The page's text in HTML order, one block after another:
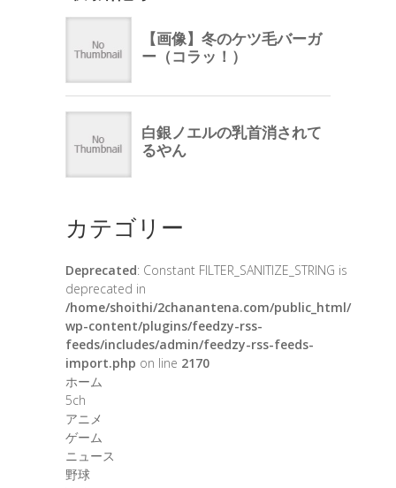
カテゴリー
Deprecated: Constant FILTER_SANITIZE_STRING is
deprecated in
/home/shoithi/2chanantena.com/public_html/
wp-content/plugins/feedzy-rss-
feeds/includes/admin/feedzy-rss-feeds-
import.php on line 2170
ホーム
5ch
アニメ
ゲーム
ニュース
野球